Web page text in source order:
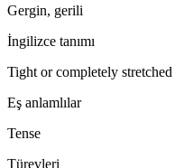
Gergin, gerili
İngilizce tanımı
Tight or completely stretched
Eş anlamlılar
Tense
Türevleri